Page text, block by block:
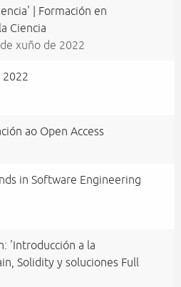
| Formación en
Ciencia
xuño de 2022
2022
ao Open Access
in Software Engineering
'Introducción a la
Solidity y soluciones Full